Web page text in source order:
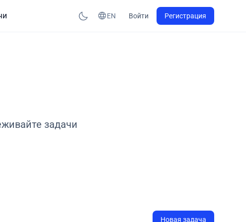
EN Войти Регистрация
задачи
Новая задача